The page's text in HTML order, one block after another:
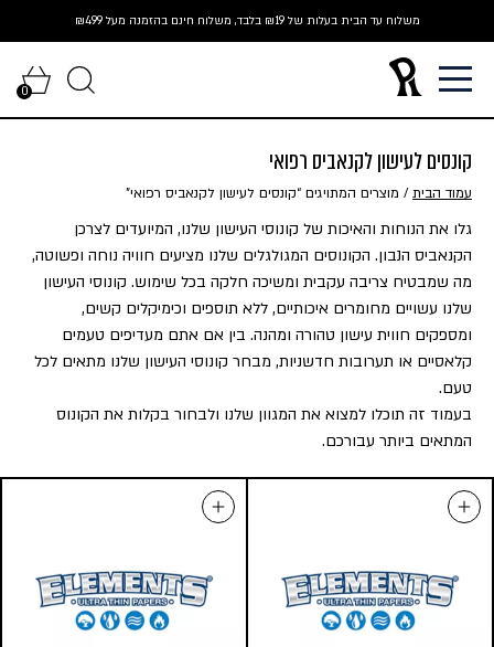
to
content
משלוח עד הבית בעלות של ₪19 בלבד, משלוח חינם בהזמנה מעל ₪499
0
קונסים לעישון לקנאביס רפואי
עמוד הבית/ מוצרים המתויגים “קונסים לעישון לקנאביס רפואי”
גלו את הנוחות והאיכות של קונוסי העישון שלנו, המיועדים לצרכן
הקנאביס הנבון. הקונוסים המגולגלים שלנו מציעים חוויה נוחה ופשוטה,
מה שמבטיח צריבה עקבית ומשיכה חלקה בכל שימוש. קונוסי העישון
שלנו עשויים מחומרים איכותיים, ללא תוספים וכימיקלים קשים,
ומספקים חווית עישון טהורה ומהנה. בין אם אתם מעדיפים טעמים
קלאסיים או תערובות חדשניות, מבחר קונוסי העישון שלנו מתאים לכל
טעם.
בעמוד זה תוכלו למצוא את המגוון שלנו ולבחור בקלות את הקונוס
המתאים ביותר עבורכם.